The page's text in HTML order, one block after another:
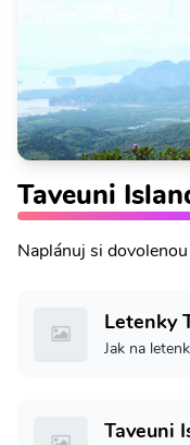
Taveuni
Naplánuj si
Letenky
Jak na
Taveuni